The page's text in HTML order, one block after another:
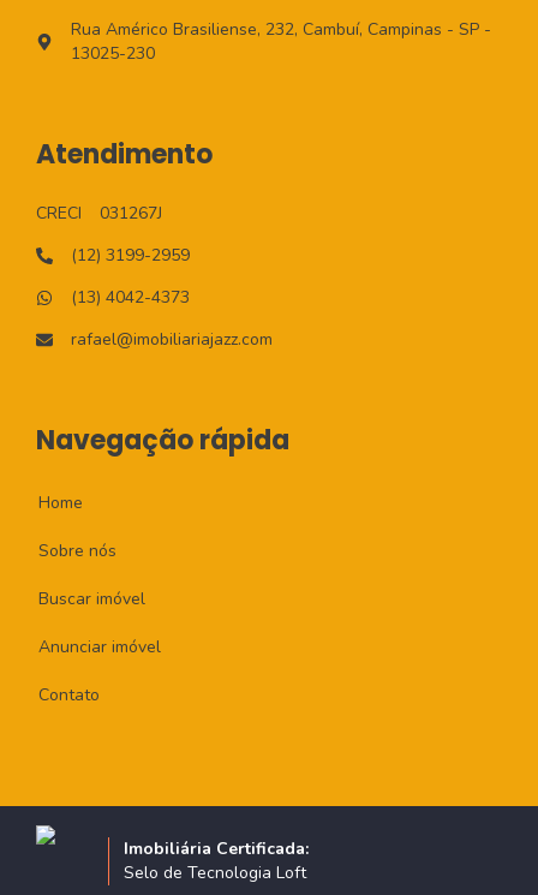
Rua Américo Brasiliense, 232, Cambuí, Campinas - SP -
13025-230
Atendimento
CRECI
031267J
(12) 3199-2959
(13) 4042-4373
rafael@imobiliariajazz.com
Navegação rápida
Home
Sobre nós
Buscar imóvel
Anunciar imóvel
Contato
Imobiliária Certificada:
Selo de Tecnologia Loft